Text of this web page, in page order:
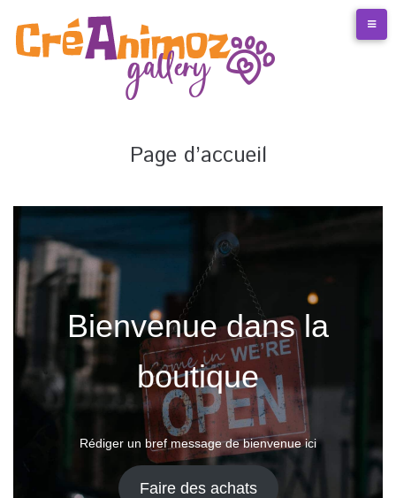
Page d’accueil
Bienvenue dans la
boutique
Rédiger un bref message de bienvenue ici
Faire des achats